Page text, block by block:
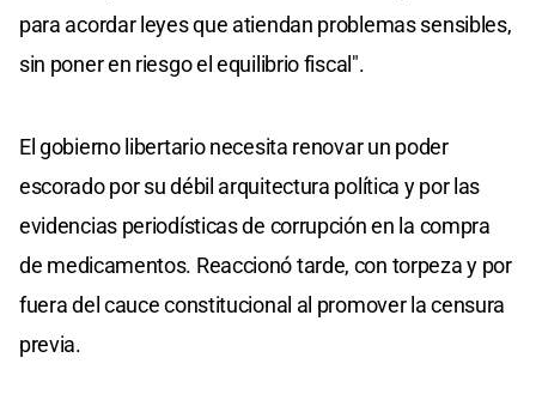
para acordar leyes que atiendan problemas sensibles,
sin poner en riesgo el equilibrio fiscal".
El gobierno libertario necesita renovar un poder
escorado por su débil arquitectura política y por las
evidencias periodísticas de corrupción en la compra
de medicamentos. Reaccionó tarde, con torpeza y por
fuera del cauce constitucional al promover la censura
previa.